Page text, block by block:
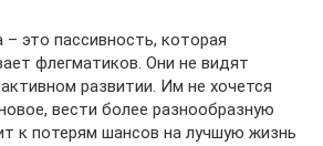
это пассивность, которая
флегматиков. Они не видят
развитии. Им не хочется
вести более разнообразную
к потерям шансов на лучшую жизнь